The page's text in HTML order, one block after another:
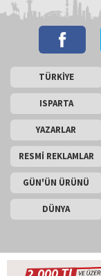
TÜRKİYE
ISPARTA
YAZARLAR
RESMİ REKLAMLAR
GÜN'ÜN ÜRÜNÜ
DÜNYA